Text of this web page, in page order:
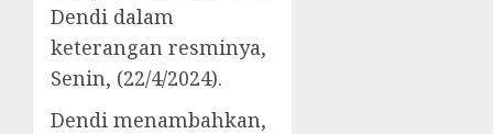
Dendi dalam
keterangan resminya,
Senin, (22/4/2024).
Dendi menambahkan,